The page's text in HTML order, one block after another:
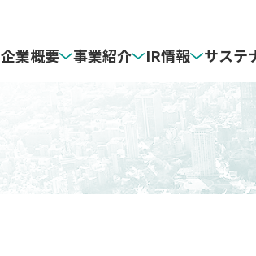
企業概要
ゼンリンの地図づくり​
ゼンリンについて​
CM情報​
事業紹介
インフラソリューション事業
モビリティソリューション事業
IR情報
最新の決算資料
個人投資家の皆様
サステ
ライブラリ・データ集